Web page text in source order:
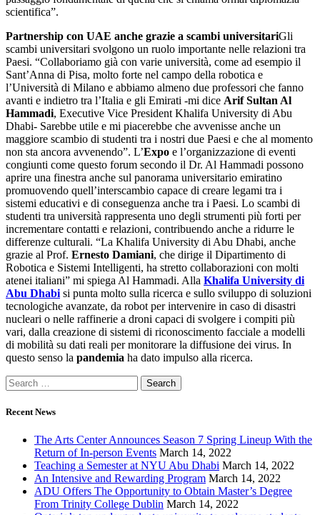
scientifica”.
Partnership con UAE anche grazie a scambi universitariGli
scambi universitari svolgono un ruolo importante nelle relazioni tra
Paesi. “Collaboriamo già con varie università, come ad esempio il
Sant’Anna di Pisa, molto forte nel campo della robotica e
l’Università di Milano e abbiamo almeno due professori che fanno
avanti e indietro tra l’Italia e gli Emirati -mi dice Arif Sultan Al
Hammadi, Executive Vice President Khalifa University di Abu
Dhabi- Sarebbe utile e mi piacerebbe che avvenisse anche un
maggiore scambio di studenti tra i nostri due Paesi e che al momento
non sta ancora avvenendo”. L’Expo e l’organizzazione di eventi
congiunti come questo forum secondo il Dr. Al Hammadi possono
aprire una finestra anche sul panorama universitario emiratino
promuovendo quell’interscambio capace di creare legami tra i
sistemi educativi e di conseguenza anche tra i Paesi. Lo scambi di
studenti tra università rappresenta uno degli strumenti più forti per
incrementare contatti e relazioni, contribuendo anche a ridurre le
differenze culturali. “La Khalifa University di Abu Dhabi, anche
grazie al Prof. Ernesto Damiani, che dirige il Dipartimento di
Robotica e Sistemi Intelligenti, ha stretto collaborazioni con molti
atenei italiani” mi spiega Al Hammadi. Alla Khalifa University di
Abu Dhabi si punta molto sulla ricerca e sullo sviluppo di soluzioni
tecnologiche avanzate, da robot per intervenire in caso di disastri
nucleari o nelle raffinerie a droni capaci di svolgere i compiti più
vari, dalla creazione di sistemi di riconoscimento facciale a modelli
di mobilità su dati reali per monitorare la diffusione dei virus. In
questo senso la pandemia ha dato impulso alla ricerca.
Recent News
The Arts Center Announces Season 7 Spring Lineup With the
Return of In-person Events March 14, 2022
Teaching a Semester at NYU Abu Dhabi March 14, 2022
An Intensive and Rewarding Program March 14, 2022
ADU Offers The Opportunity to Obtain Master’s Degree
From Trinity College Dublin March 14, 2022